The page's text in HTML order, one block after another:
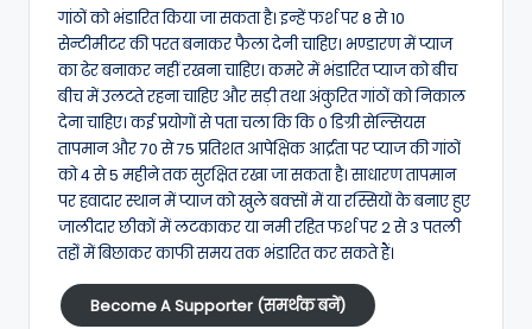
गांठों को भंडारित किया जा सकता है। इन्हें फर्श पर 8 से 10
सेन्टीमीटर की परत बनाकर फैला देनी चाहिए। भण्डारण में प्याज
का ढेर बनाकर नहीं रखना चाहिए। कमरे में भंडारित प्याज को बीच
बीच में उलटते रहना चाहिए और सड़ी तथा अंकुरित गांठों को निकाल
देना चाहिए। कई प्रयोगों से पता चला कि कि 0 डिग्री सेल्सियस
तापमान और 70 से 75 प्रतिशत आपेक्षिक आर्द्रता पर प्याज की गांठों
को 4 से 5 महीने तक सुरक्षित रखा जा सकता है। साधारण तापमान
पर हवादार स्थान में प्याज को खुले बक्सों में या रस्सियों के बनाए हुए
जालीदार छीकों में लटकाकर या नमी रहित फर्श पर 2 से 3 पतली
तहोंं में बिछाकर काफी समय तक भंडारित कर सकते हैं।
Become A Supporter (समर्थक बनें)